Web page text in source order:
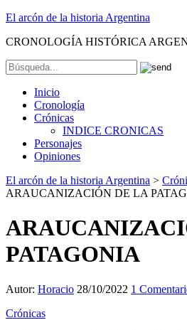
El arcón de la historia Argentina
CRONOLOGÍA HISTÓRICA
Inicio
Cronología
Crónicas
INDICE CRONICAS
Personajes
Opiniones
El arcón de la historia Argentina >
ARAUCANIZACIÓN DE LA
PATAGONIA
Autor: Horacio 28/10/2022 1
Crónicas